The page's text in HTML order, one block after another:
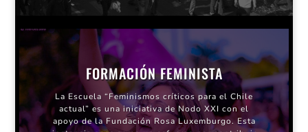
FORMACIÓN FEMINISTA
La Escuela “Feminismos críticos para el Chile
actual” es una iniciativa de Nodo XXI con el
apoyo de la Fundación Rosa Luxemburgo. Esta